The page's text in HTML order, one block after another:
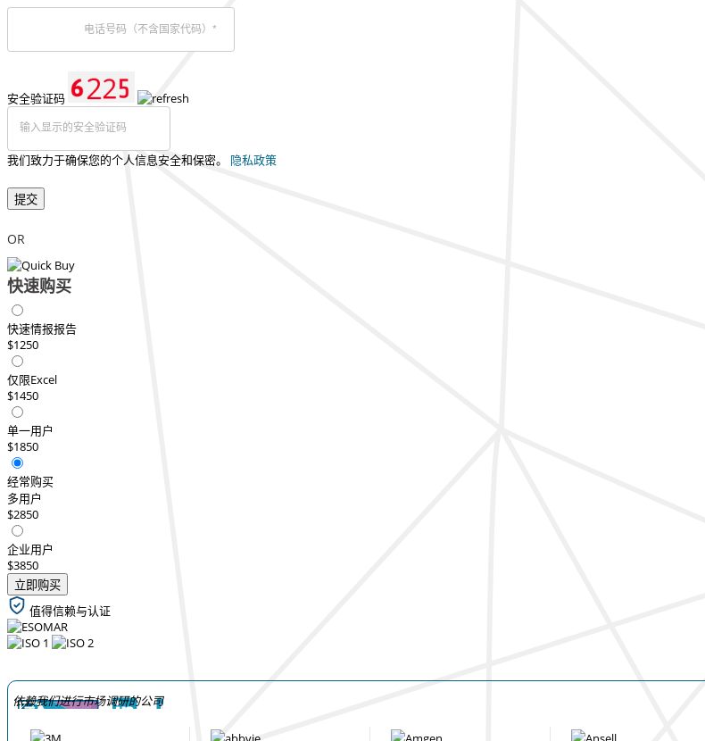
安全验证码
我们致力于确保您的个人信息安全和保密。 隐私政策
提交
OR
快速购买
快速情报报告
$1250
仅限Excel
$1450
单一用户
$1850
经常购买
多用户
$2850
企业用户
$3850
立即购买
值得信赖与认证
依赖我们进行市场调研的公司